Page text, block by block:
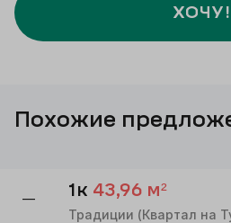
ХОЧУ!
Похожие
— 1к 43,96 м²
Традиции (Квартал на